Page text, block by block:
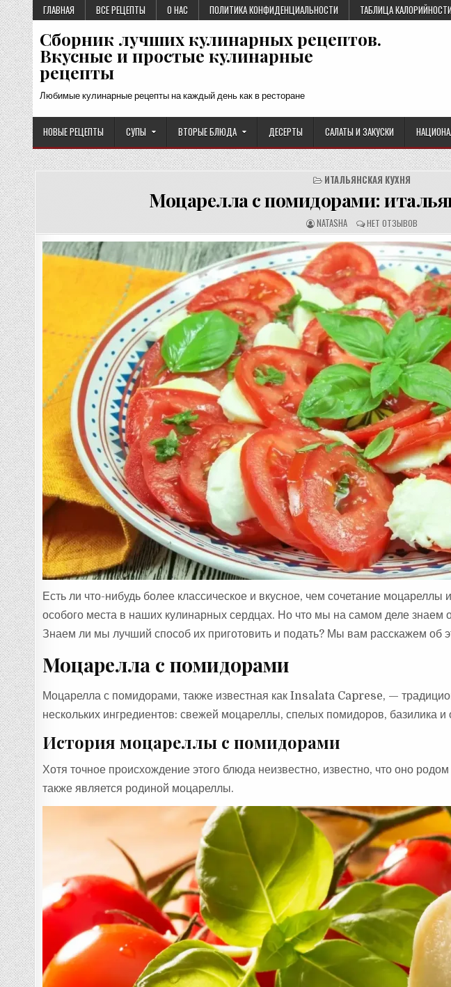
Перейти
к
содержимому
ГЛАВНАЯ ВСЕ РЕЦЕПТЫ О НАС ПОЛИТИКА КОНФИДЕНЦИАЛЬНОСТИ ТАБЛИЦА
Сборник лучших кулинарных рецептов.
Вкусные и простые кулинарные
рецепты
Любимые кулинарные рецепты на каждый день как в ресторане
НОВЫЕ РЕЦЕПТЫ СУПЫ ВТОРЫЕ БЛЮДА ДЕСЕРТЫ САЛАТЫ И ЗАКУСКИ
ИТАЛЬЯНСКАЯ КУХНЯ
Моцарелла с помидорами:
А
В
Т
О
Р
Р
Е
Ц
Е
Т
А
:
NATASHA О
Т
З
Ы
В
Ы
:
НЕТ ОТЗЫВОВ
Есть ли что-нибудь более классическое и вкусное, чем сочетание
особого места в наших кулинарных сердцах. Но что мы на самом деле
Знаем ли мы лучший способ их приготовить и подать? Мы вам расскажем об
Моцарелла с помидорами
Моцарелла с помидорами, также известная как Insalata Caprese, —
нескольких ингредиентов: свежей моцареллы, спелых помидоров, базилика и
История моцареллы с помидорами
Хотя точное происхождение этого блюда неизвестно, известно, что оно
также является родиной моцареллы.